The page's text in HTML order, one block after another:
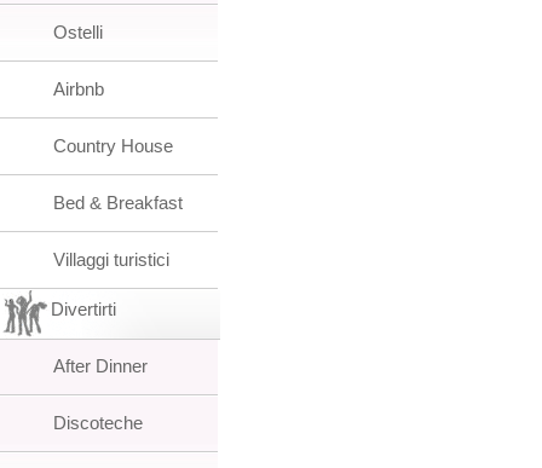
Ostelli
Airbnb
Country House
Bed & Breakfast
Villaggi turistici
Divertirti
After Dinner
Discoteche